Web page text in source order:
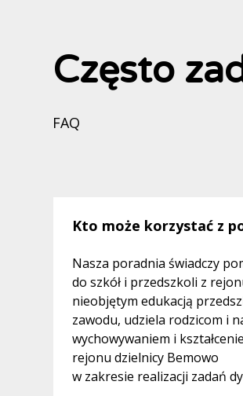
Często
FAQ
Kto może korzystać z
Nasza poradnia świadczy
do szkół i przedszkoli z
nieobjętym edukacją
zawodu, udziela rodzicom i
wychowywaniem i
rejonu dzielnicy Bemowo
w zakresie realizacji zadań